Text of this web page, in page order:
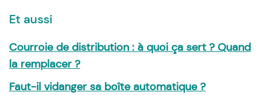
Et aussi
Courroie de distribution : à quoi ça sert ? Quand
la remplacer ?
Faut-il vidanger sa boîte automatique ?